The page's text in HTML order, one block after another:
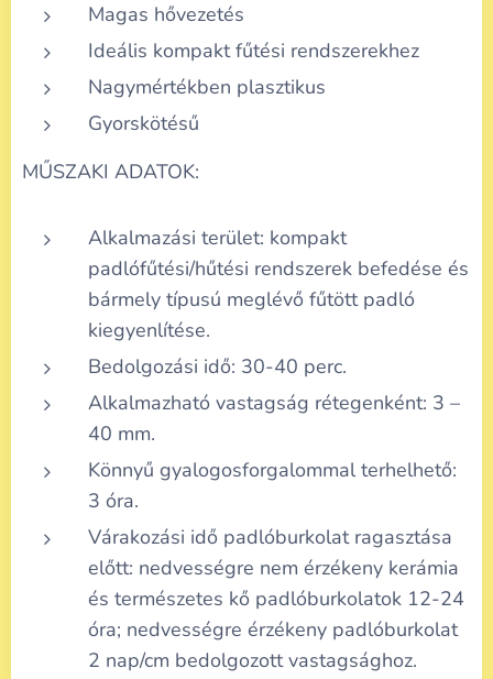
Magas hővezetés
Ideális kompakt fűtési rendszerekhez
Nagymértékben plasztikus
Gyorskötésű
MŰSZAKI ADATOK:
Alkalmazási terület: kompakt
padlófűtési/hűtési rendszerek befedése és
bármely típusú meglévő fűtött padló
kiegyenlítése.
Bedolgozási idő: 30-40 perc.
Alkalmazható vastagság rétegenként: 3 –
40 mm.
Könnyű gyalogosforgalommal terhelhető:
3 óra.
Várakozási idő padlóburkolat ragasztása
előtt: nedvességre nem érzékeny kerámia
és természetes kő padlóburkolatok 12-24
óra; nedvességre érzékeny padlóburkolat
2 nap/cm bedolgozott vastagsághoz.